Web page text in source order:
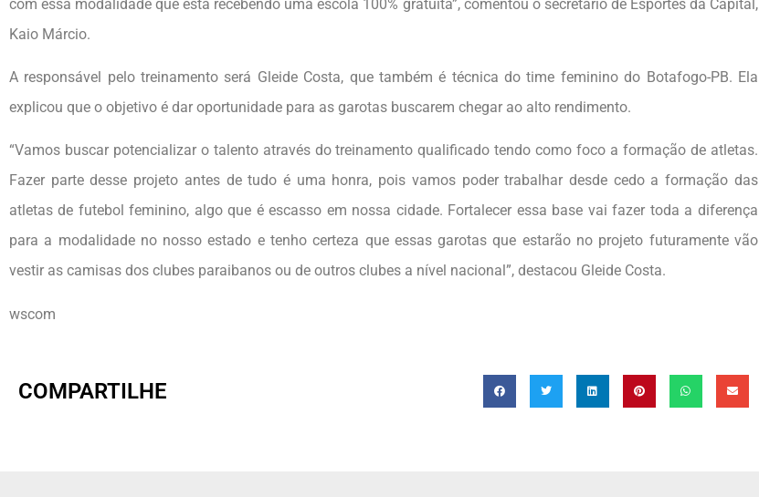
com essa modalidade que está recebendo uma escola 100% gratuita”, comentou o secretário de Esportes da Capital,
Kaio Márcio.
A responsável pelo treinamento será Gleide Costa, que também é técnica do time feminino do Botafogo-PB. Ela
explicou que o objetivo é dar oportunidade para as garotas buscarem chegar ao alto rendimento.
“Vamos buscar potencializar o talento através do treinamento qualificado tendo como foco a formação de atletas.
Fazer parte desse projeto antes de tudo é uma honra, pois vamos poder trabalhar desde cedo a formação das
atletas de futebol feminino, algo que é escasso em nossa cidade. Fortalecer essa base vai fazer toda a diferença
para a modalidade no nosso estado e tenho certeza que essas garotas que estarão no projeto futuramente vão
vestir as camisas dos clubes paraibanos ou de outros clubes a nível nacional”, destacou Gleide Costa.
wscom
COMPARTILHE